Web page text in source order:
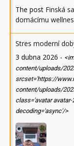
The post Finská
domácímu
Stres moderní
3 dubna 2026 -
content/uploads/
srcset='https://
content/uploads/
class='avatar avatar-
decoding='async'/>